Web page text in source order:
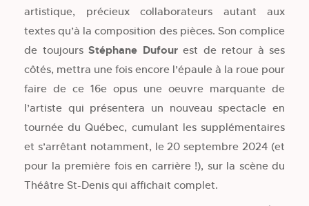
artistique, précieux collaborateurs autant aux
textes qu’à la composition des pièces. Son complice
de toujours Stéphane Dufourest de retour à ses
côtés, mettra une fois encore l’épaule à la roue pour
faire de ce 16e opus une oeuvre marquante de
l’artiste qui présentera un nouveau spectacle en
tournée du Québec, cumulant les supplémentaires
et s’arrêtant notamment, le 20 septembre 2024 (et
pour la première fois en carrière !), sur la scène du
Théâtre St-Denis qui affichait complet.